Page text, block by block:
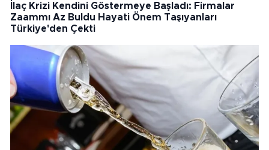
İlaç Krizi Kendini Göstermeye Başladı: Firmalar
Zaammı Az Buldu Hayati Önem Taşıyanları
Türkiye'den Çekti